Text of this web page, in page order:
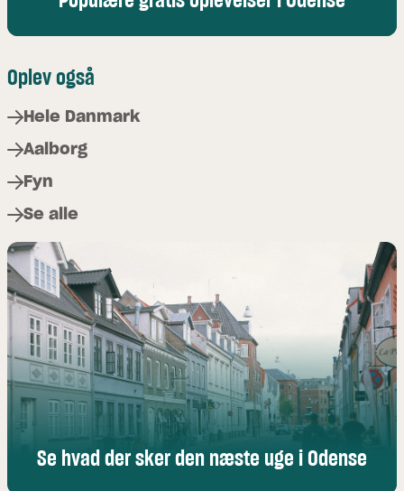
Oplev også
Hele Danmark
Aalborg
Fyn
Se alle
Se hvad der sker den næste uge i Odense